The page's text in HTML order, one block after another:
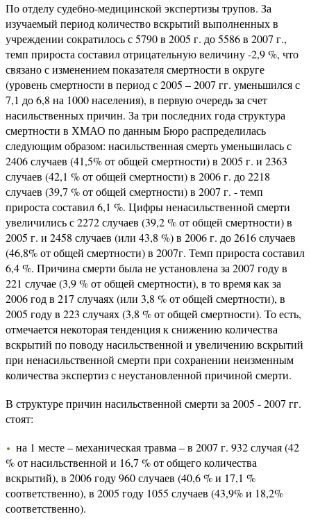
По отделу судебно-медицинской экспертизы трупов. За
изучаемый период количество вскрытий выполненных в
учреждении сократилось с 5790 в 2005 г. до 5586 в 2007 г.,
темп прироста составил отрицательную величину -2,9 %, что
связано с изменением показателя смертности в округе
(уровень смертности в период с 2005 – 2007 гг. уменьшился с
7,1 до 6,8 на 1000 населения), в первую очередь за счет
насильственных причин. За три последних года структура
смертности в ХМАО по данным Бюро распределилась
следующим образом: насильственная смерть уменьшилась с
2406 случаев (41,5% от общей смертности) в 2005 г. и 2363
случаев (42,1 % от общей смертности) в 2006 г. до 2218
случаев (39,7 % от общей смертности) в 2007 г. - темп
прироста составил 6,1 %. Цифры ненасильственной смерти
увеличились с 2272 случаев (39,2 % от общей смертности) в
2005 г. и 2458 случаев (или 43,8 %) в 2006 г. до 2616 случаев
(46,8% от общей смертности) в 2007г. Темп прироста составил
6,4 %. Причина смерти была не установлена за 2007 году в
221 случае (3,9 % от общей смертности), в то время как за
2006 год в 217 случаях (или 3,8 % от общей смертности), в
2005 году в 223 случаях (3,8 % от общей смертности). То есть,
отмечается некоторая тенденция к снижению количества
вскрытий по поводу насильственной и увеличению вскрытий
при ненасильственной смерти при сохранении неизменным
количества экспертиз с неустановленной причиной смерти.
В структуре причин насильственной смерти за 2005 - 2007 гг.
стоят:
на 1 месте – механическая травма – в 2007 г. 932 случая (42
% от насильственной и 16,7 % от общего количества
вскрытий), в 2006 году 960 случаев (40,6 % и 17,1 %
соответственно), в 2005 году 1055 случаев (43,9% и 18,2%
соответственно).